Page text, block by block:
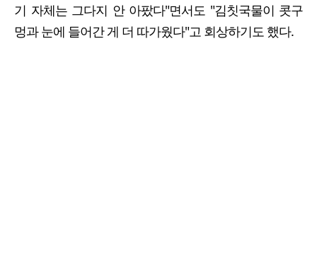
기 자체는 그다지 안 아팠다"면서도 "김칫국물이 콧구
멍과 눈에 들어간 게 더 따가웠다"고 회상하기도 했다.